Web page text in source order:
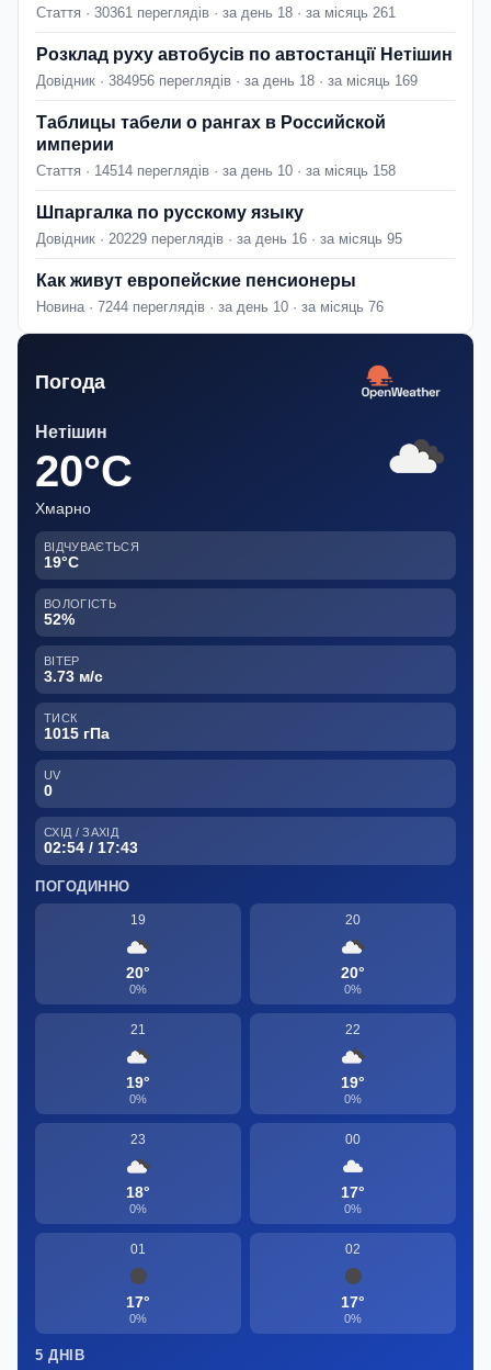
Стаття · 30361 переглядів · за день 18 · за місяць 261
Розклад руху автобусів по автостанції Нетішин
Довідник · 384956 переглядів · за день 18 · за місяць 169
Таблицы табели о рангах в Российской
империи
Стаття · 14514 переглядів · за день 10 · за місяць 158
Шпаргалка по русскому языку
Довідник · 20229 переглядів · за день 16 · за місяць 95
Как живут европейские пенсионеры
Новина · 7244 переглядів · за день 10 · за місяць 76
Погода
Нетішин
20°C
Хмарно
ВІДЧУВАЄТЬСЯ
19°C
ВОЛОГІСТЬ
52%
ВІТЕР
3.73 м/с
ТИСК
1015 гПа
UV
0
СХІД / ЗАХІД
02:54 / 17:43
ПОГОДИННО
19
20°
0%
20
20°
0%
21
19°
0%
22
19°
0%
23
18°
0%
00
17°
0%
01
17°
0%
02
17°
0%
5 ДНІВ